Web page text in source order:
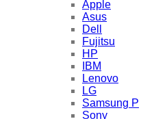
Apple
Asus
Dell
Fujitsu
HP
IBM
Lenovo
LG
Samsung P
Sony